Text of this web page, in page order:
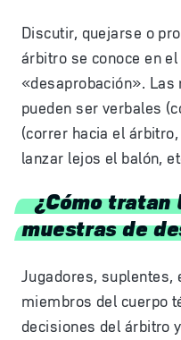
Discutir, quejarse o
árbitro se conoce en
«desaprobación».
pueden ser verbales
(correr hacia el
lanzar lejos el balón,
¿Cómo tratan
muestras de
Jugadores, suplentes,
miembros del cuerpo
decisiones del árbitro